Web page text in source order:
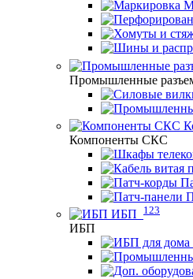
Промышленные
Компоненты СКС
ИБП
123
ИБП